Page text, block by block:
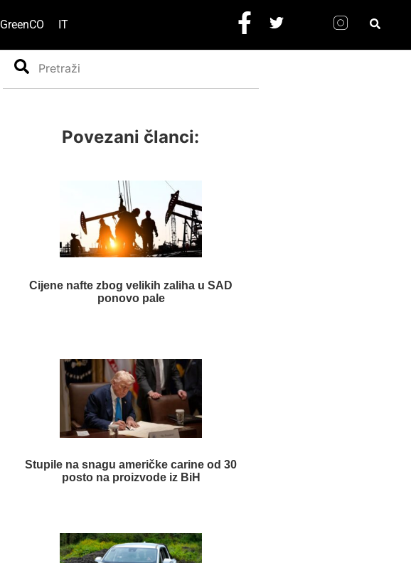
GreenCO IT
Search
Povezani članci:
Cijene nafte zbog velikih zaliha u SAD
ponovo pale
Stupile na snagu američke carine od 30
posto na proizvode iz BiH